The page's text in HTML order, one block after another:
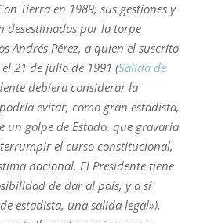
Tierra en 1989; sus gestiones y
desestimadas por la torpe
Andrés Pérez, a quien el suscrito
21 de julio de 1991 (Salida de
debiera considerar la
evitar, como gran estadista,
un golpe de Estado, que gravaría
el curso constitucional,
nacional. El Presidente tiene
de dar al país, y a sí
estadista, una salida legal»).